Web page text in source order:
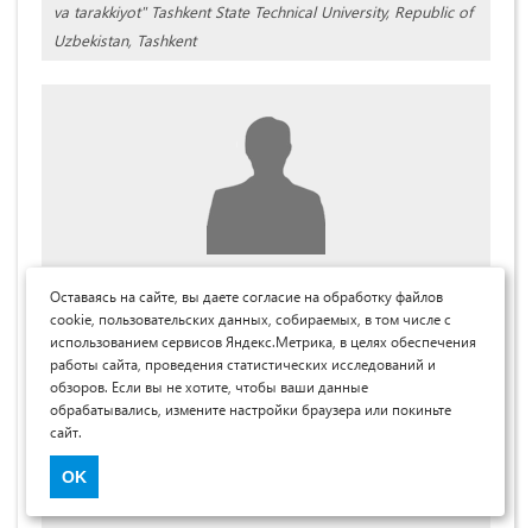
va tarakkiyot" Tashkent State Technical University, Republic of
Uzbekistan, Tashkent
Имомназаров Сарвар Ковилжонович
PhD, Наманганский инженерно-строительный институт,
Республика Узбекистан, г. Наманган
Sarvar Imomnazarov
PhD, Namangan Engineering-Construction Institute, Republic
of Uzbekistan, Namangan
Оставаясь на сайте, вы даете согласие на обработку файлов
cookie, пользовательских данных, собираемых, в том числе с
использованием сервисов Яндекс.Метрика, в целях обеспечения
работы сайта, проведения статистических исследований и
обзоров. Если вы не хотите, чтобы ваши данные
обрабатывались, измените настройки браузера или покиньте
сайт.
OK